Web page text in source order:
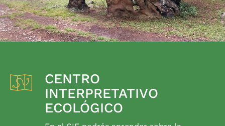
CENTRO
INTERPRETATIVO
ECOLÓGICO